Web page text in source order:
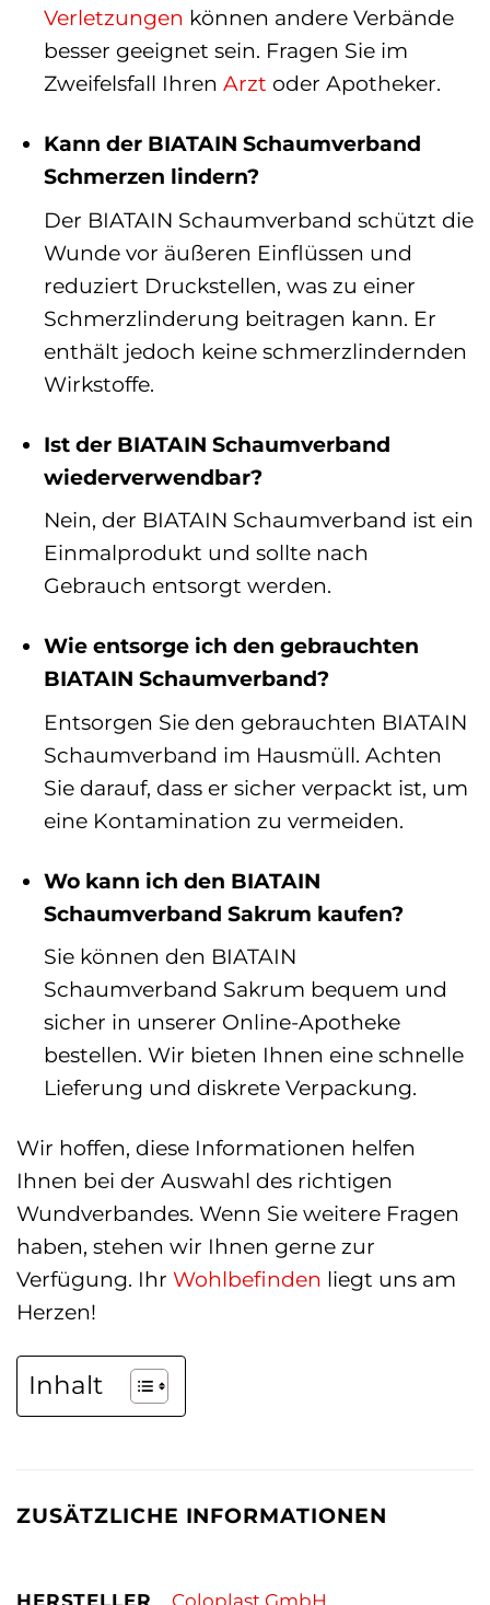
Verletzungen können andere Verbände
besser geeignet sein. Fragen Sie im
Zweifelsfall Ihren Arzt oder Apotheker.
Kann der BIATAIN Schaumverband
Schmerzen lindern?
Der BIATAIN Schaumverband schützt die
Wunde vor äußeren Einflüssen und
reduziert Druckstellen, was zu einer
Schmerzlinderung beitragen kann. Er
enthält jedoch keine schmerzlindernden
Wirkstoffe.
Ist der BIATAIN Schaumverband
wiederverwendbar?
Nein, der BIATAIN Schaumverband ist ein
Einmalprodukt und sollte nach
Gebrauch entsorgt werden.
Wie entsorge ich den gebrauchten
BIATAIN Schaumverband?
Entsorgen Sie den gebrauchten BIATAIN
Schaumverband im Hausmüll. Achten
Sie darauf, dass er sicher verpackt ist, um
eine Kontamination zu vermeiden.
Wo kann ich den BIATAIN
Schaumverband Sakrum kaufen?
Sie können den BIATAIN
Schaumverband Sakrum bequem und
sicher in unserer Online-Apotheke
bestellen. Wir bieten Ihnen eine schnelle
Lieferung und diskrete Verpackung.
Wir hoffen, diese Informationen helfen
Ihnen bei der Auswahl des richtigen
Wundverbandes. Wenn Sie weitere Fragen
haben, stehen wir Ihnen gerne zur
Verfügung. Ihr Wohlbefinden liegt uns am
Herzen!
Inhalt
ZUSÄTZLICHE INFORMATIONEN
HERSTELLER Coloplast GmbH